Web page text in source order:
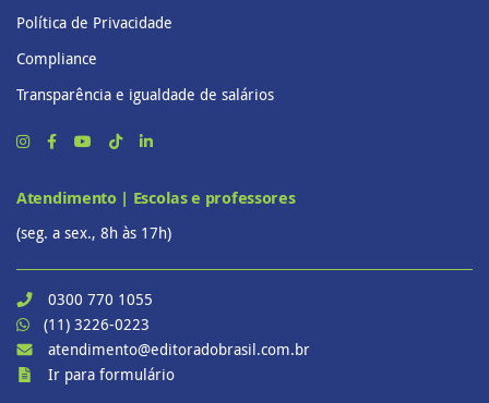
Política de Privacidade
Compliance
Transparência e igualdade de salários
Atendimento | Escolas e professores
(seg. a sex., 8h às 17h)
0300 770 1055
(11) 3226-0223
atendimento@editoradobrasil.com.br
Ir para formulário